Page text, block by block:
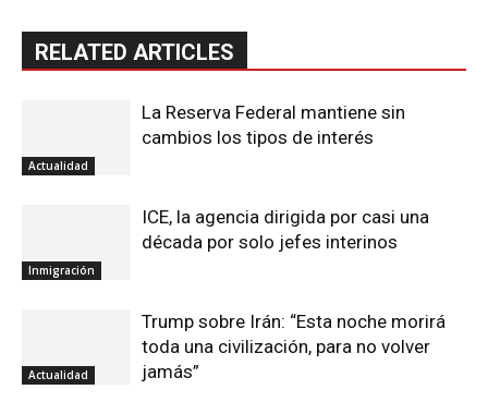
RELATED ARTICLES
Actualidad
La Reserva Federal mantiene sin
cambios los tipos de interés
Inmigración
ICE, la agencia dirigida por casi una
década por solo jefes interinos
Actualidad
Trump sobre Irán: “Esta noche morirá
toda una civilización, para no volver
jamás”